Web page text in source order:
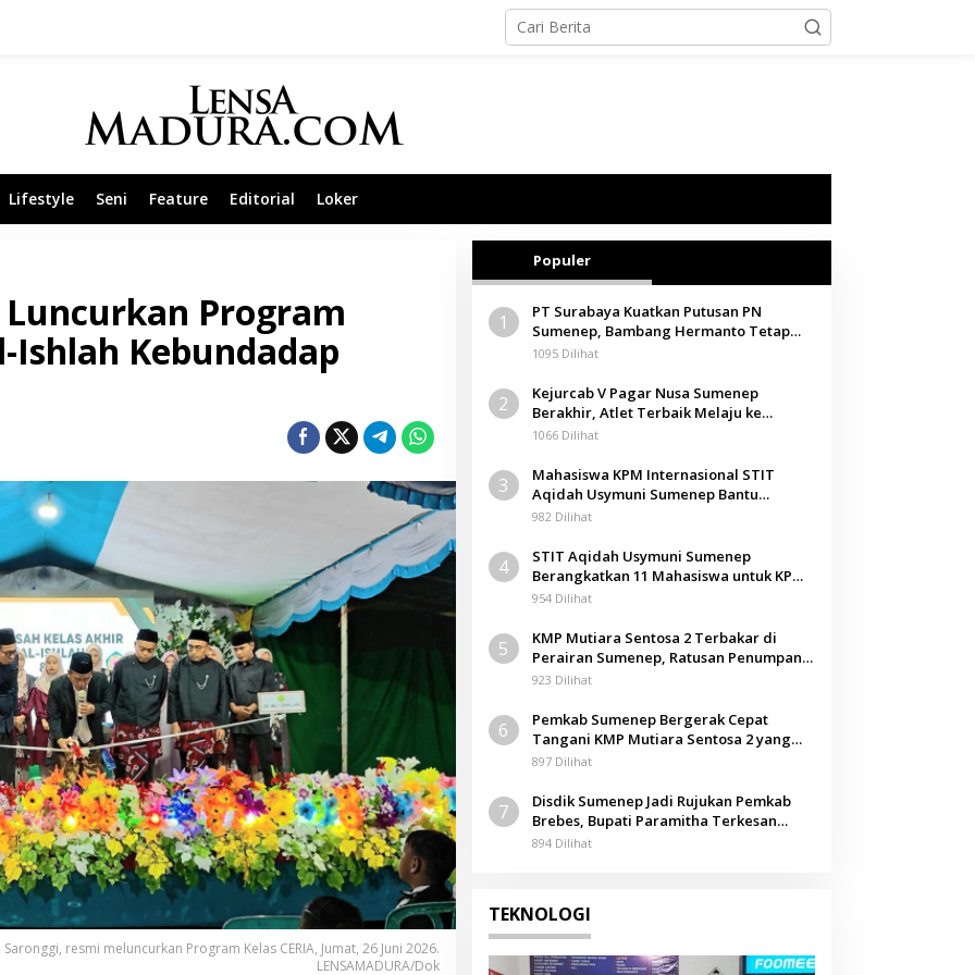
Lifestyle Seni Feature Editorial Loker
Program
Ishlah Kebundadap
resmi meluncurkan Program Kelas CERIA, Jumat, 26 Juni 2026.
LENSAMADURA/Dok
Populer
1
PT Surabaya Kuatkan Putusan PN
Sumenep, Bambang Hermanto Tetap
Dinyatakan Pemilik Sah Tanah di
1095 Dilihat
2
Kejurcab V Pagar Nusa Sumenep
Berakhir, Atlet Terbaik Melaju ke
Kejurwil Jatim
1066 Dilihat
3
Mahasiswa KPM Internasional STIT
Aqidah Usymuni Sumenep Bantu
Pengurusan Jenazah WNI di Malaysia
982 Dilihat
4
STIT Aqidah Usymuni Sumenep
Berangkatkan 11 Mahasiswa untuk KPM
Internasional di Malaysia
954 Dilihat
5
KMP Mutiara Sentosa 2 Terbakar di
Perairan Sumenep, Ratusan Penumpang
Dievakuasi
923 Dilihat
6
Pemkab Sumenep Bergerak Cepat
Tangani KMP Mutiara Sentosa 2 yang
Terbakar
897 Dilihat
7
Disdik Sumenep Jadi Rujukan Pemkab
Brebes, Bupati Paramitha Terkesan
Pendidikan Berbasis Budaya
894 Dilihat
TEKNOLOGI